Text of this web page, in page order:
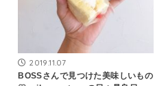
2019.11.07
BOSSさんで見つけた美味しいもの